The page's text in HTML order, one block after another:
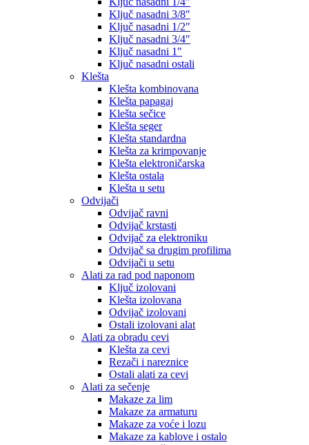
Ključ nasadni 3/8″
Ključ nasadni 1/2″
Ključ nasadni 3/4″
Ključ nasadni 1″
Ključ nasadni ostali
Klešta
Klešta kombinovana
Klešta papagaj
Klešta sečice
Klešta seger
Klešta standardna
Klešta za krimpovanje
Klešta elektroničarska
Klešta ostala
Klešta u setu
Odvijači
Odvijač ravni
Odvijač krstasti
Odvijač za elektroniku
Odvijač sa drugim profilima
Odvijači u setu
Alati za rad pod naponom
Ključ izolovani
Klešta izolovana
Odvijač izolovani
Ostali izolovani alat
Alati za obradu cevi
Klešta za cevi
Rezači i nareznice
Ostali alati za cevi
Alati za sečenje
Makaze za lim
Makaze za armaturu
Makaze za voće i lozu
Makaze za kablove i ostalo